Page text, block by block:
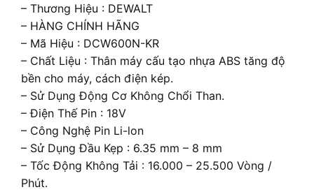
– Thương Hiệu : DEWALT
– HÀNG CHÍNH HÃNG
– Mã Hiệu : DCW600N-KR
– Chất Liệu : Thân máy cấu tạo nhựa ABS tăng độ
bền cho máy, cách điện kép.
– Sử Dụng Động Cơ Không Chổi Than.
– Điện Thế Pin : 18V
– Công Nghệ Pin Li-lon
– Sử Dụng Đầu Kẹp : 6.35 mm – 8 mm
– Tốc Động Không Tải : 16.000 – 25.500 Vòng /
Phút.